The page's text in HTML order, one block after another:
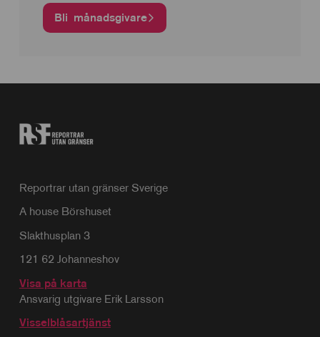
Bli månadsgivare
Reportrar utan gränser Sverige
A house Börshuset
Slakthusplan 3
121 62 Johanneshov
Visa på karta
Ansvarig utgivare Erik Larsson
Visselblåsartjänst